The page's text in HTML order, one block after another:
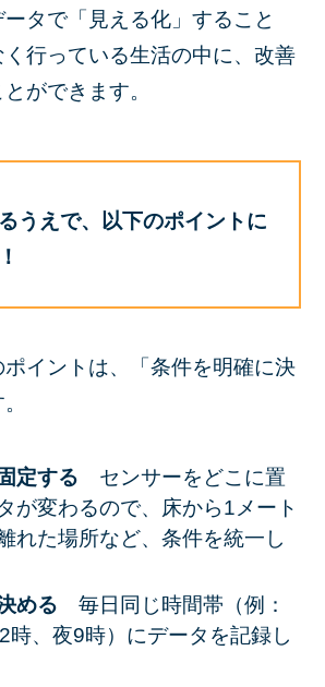
タで「見える化」すること
行っている生活の中に、改善
ができます。
うえで、以下のポイントに
イントは、「条件を明確に決
定する センサーをどこに置
が変わるので、床から1メート
れた場所など、条件を統一し
める 毎日同じ時間帯（例：
時、夜9時）にデータを記録し